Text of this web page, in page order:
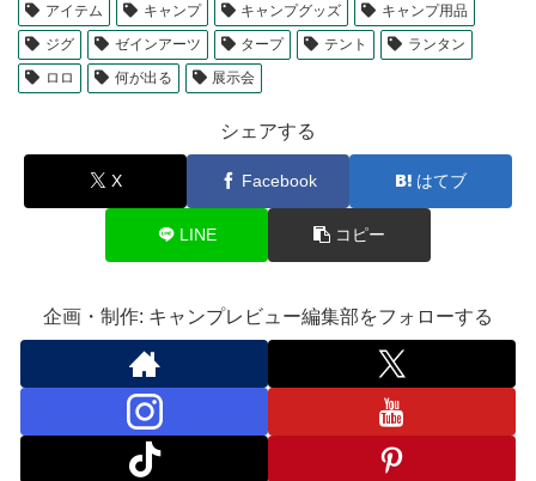
アイテム
キャンプ キャンプグッズ
キャンプ用品
ジグ
ゼインアーツ タープ テント
ランタン
ロロ
何が出る 展示会
シェアする
X Facebook はてブ
LINE コピー
企画・制作: キャンプレビュー編集部をフォローする